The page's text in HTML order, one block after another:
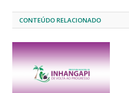
CONTEÚDO RELACIONADO